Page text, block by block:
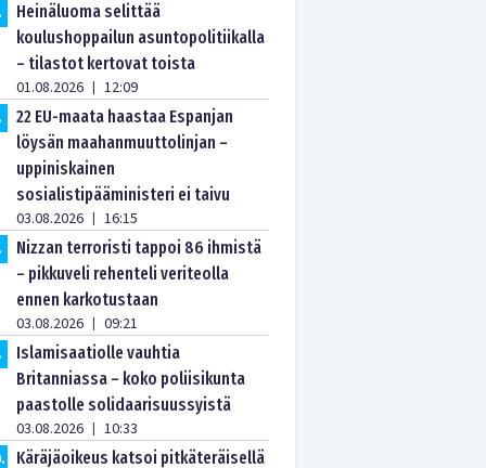
Heinäluoma selittää
koulushoppailun asuntopolitiikalla
– tilastot kertovat toista
01.08.2026 | 12:09
22 EU-maata haastaa Espanjan
löysän maahanmuuttolinjan –
uppiniskainen
sosialistipääministeri ei taivu
03.08.2026 | 16:15
Nizzan terroristi tappoi 86 ihmistä
– pikkuveli rehenteli veriteolla
ennen karkotustaan
03.08.2026 | 09:21
Islamisaatiolle vauhtia
Britanniassa – koko poliisikunta
paastolle solidaarisuussyistä
03.08.2026 | 10:33
. Käräjäoikeus katsoi pitkäteräisellä